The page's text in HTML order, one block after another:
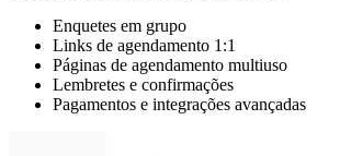
Enquetes em grupo
Links de agendamento 1:1
Páginas de agendamento multiuso
Lembretes e confirmações
Pagamentos e integrações avançadas